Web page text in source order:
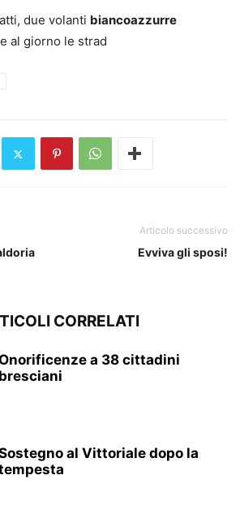
due volanti biancoazzurre
al giorno le strad
Articolo successivo
Evviva gli sposi!
CORRELATI
a 38 cittadini
bresciani
al Vittoriale dopo la